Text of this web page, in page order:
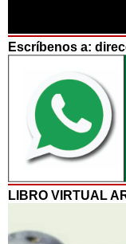
Escríbenos a:
LIBRO VIRTUAL